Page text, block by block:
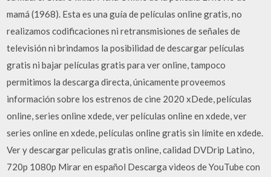
mamá (1968). Esta es una guía de películas online gratis, no
realizamos codificaciones ni retransmisiones de señales de
televisión ni brindamos la posibilidad de descargar películas
gratis ni bajar películas gratis para ver online, tampoco
permitimos la descarga directa, únicamente proveemos
información sobre los estrenos de cine 2020 xDede, películas
online, series online xdede, ver películas online en xdede, ver
series online en xdede, películas online gratis sin límite en xdede.
Ver y descargar peliculas gratis online, calidad DVDrip Latino,
720p 1080p Mirar en español Descarga videos de YouTube con